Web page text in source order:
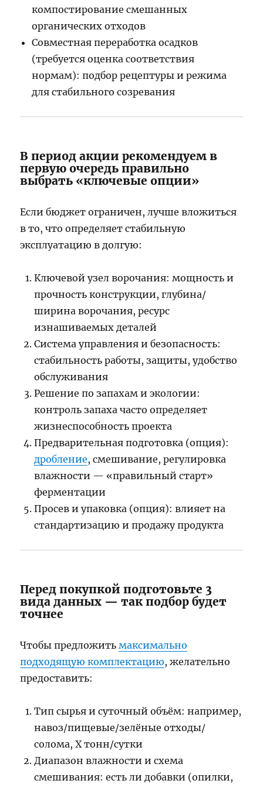
компостирование смешанных
органических отходов
Совместная переработка осадков
(требуется оценка соответствия
нормам): подбор рецептуры и режима
для стабильного созревания
В период акции рекомендуем в
первую очередь правильно
выбрать «ключевые опции»
Если бюджет ограничен, лучше вложиться
в то, что определяет стабильную
эксплуатацию в долгую:
Ключевой узел ворочания: мощность и
прочность конструкции, глубина/
ширина ворочания, ресурс
изнашиваемых деталей
Система управления и безопасность:
стабильность работы, защиты, удобство
обслуживания
Решение по запахам и экологии:
контроль запаха часто определяет
жизнеспособность проекта
Предварительная подготовка (опция):
дробление, смешивание, регулировка
влажности — «правильный старт»
ферментации
Просев и упаковка (опция): влияет на
стандартизацию и продажу продукта
Перед покупкой подготовьте 3
вида данных — так подбор будет
точнее
Чтобы предложитьмаксимально
подходящую комплектацию, желательно
предоставить:
Тип сырья и суточный объём: например,
навоз/пищевые/зелёные отходы/
солома, X тонн/сутки
Диапазон влажности и схема
смешивания: есть ли добавки (опилки,